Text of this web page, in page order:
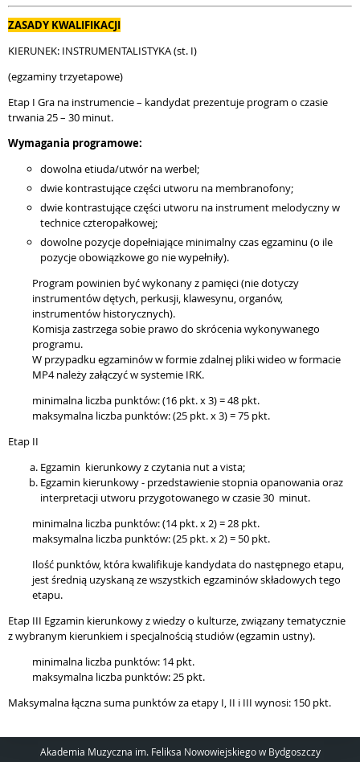
ZASADY KWALIFIKACJI
KIERUNEK: INSTRUMENTALISTYKA (st. I)
(egzaminy trzyetapowe)
Etap I Gra na instrumencie – kandydat prezentuje program o czasie
trwania 25 – 30 minut.
Wymagania programowe:
dowolna etiuda/utwór na werbel;
dwie kontrastujące części utworu na membranofony;
dwie kontrastujące części utworu na instrument melodyczny w
technice czteropałkowej;
dowolne pozycje dopełniające minimalny czas egzaminu (o ile
pozycje obowiązkowe go nie wypełniły).
Program powinien być wykonany z pamięci (nie dotyczy
instrumentów dętych, perkusji, klawesynu, organów,
instrumentów historycznych).
Komisja zastrzega sobie prawo do skrócenia wykonywanego
programu.
W przypadku egzaminów w formie zdalnej pliki wideo w formacie
MP4 należy załączyć w systemie IRK.
minimalna liczba punktów: (16 pkt. x 3) = 48 pkt.
maksymalna liczba punktów: (25 pkt. x 3) = 75 pkt.
Etap II
Egzamin kierunkowy z czytania nut a vista;
Egzamin kierunkowy - przedstawienie stopnia opanowania oraz
interpretacji utworu przygotowanego w czasie 30 minut.
minimalna liczba punktów: (14 pkt. x 2) = 28 pkt.
maksymalna liczba punktów: (25 pkt. x 2) = 50 pkt.
Ilość punktów, która kwalifikuje kandydata do następnego etapu,
jest średnią uzyskaną ze wszystkich egzaminów składowych tego
etapu.
Etap III Egzamin kierunkowy z wiedzy o kulturze, związany tematycznie
z wybranym kierunkiem i specjalnością studiów (egzamin ustny).
minimalna liczba punktów: 14 pkt.
maksymalna liczba punktów: 25 pkt.
Maksymalna łączna suma punktów za etapy I, II i III wynosi: 150 pkt.
Akademia Muzyczna im. Feliksa Nowowiejskiego w Bydgoszczy